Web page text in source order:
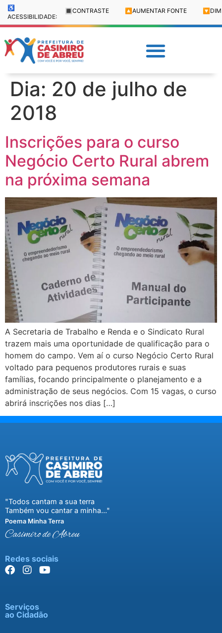
♿
ACESSIBILIDADE:
🔳 CONTRASTE 🔼 AUMENTAR FONTE 🔽
Dia: 20 de julho de
2018
Inscrições para o curso
Negócio Certo Rural abrem
na próxima semana
A Secretaria de Trabalho e Renda e o Sindicato Rural
trazem mais uma oportunidade de qualificação para o
homem do campo. Vem aí o curso Negócio Certo Rural
voltado para pequenos produtores rurais e suas
famílias, focando principalmente o planejamento e a
administração de seus negócios. Com 15 vagas, o curso
abrirá inscrições nos dias […]
"Todos cantam a sua terra
Também vou cantar a minha..."
Poema Minha Terra
Casimiro de Abreu
Redes sociais
Serviços
ao Cidadão